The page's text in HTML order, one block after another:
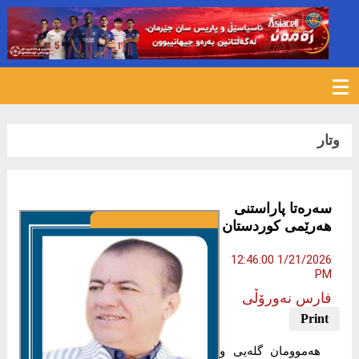
وتار
سەرەتا پاراستنی
هەرێمی کوردستان
1/21/2026 12:46:00
PM
فارس نەورۆڵی
هەموومان گلەیی و